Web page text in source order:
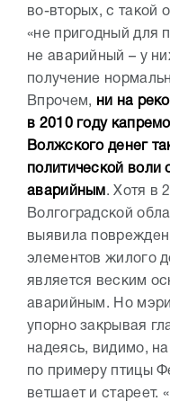
во-вторых, с такой
«не пригодный для
не аварийный – у
получение
Впрочем,
ни на
в 2010 году
Волжского денег
политической воли
аварийным . Хотя в
Волгоградской
выявила
элементов жилого
является веским
аварийным. Но
упорно закрывая
надеясь, видимо,
по примеру птицы
ветшает и стареет.